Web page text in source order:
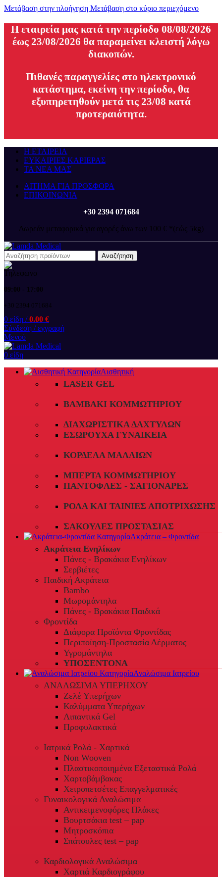
Μετάβαση στην πλοήγηση Μετάβαση στο κύριο περιεχόμενο
H εταιρεία μας κατά την περίοδο 08/08/2026
έως 23/08/2026 θα παραμείνει κλειστή λόγω
διακοπών.
Πιθανές παραγγελίες στο ηλεκτρονικό
κατάστημα, εκείνη την περίοδο, θα
εξυπηρετηθούν μετά τις 23/08 κατά
προτεραιότητα.
Η ΕΤΑΙΡΕΙΑ
ΕΥΚΑΙΡΙΕΣ ΚΑΡΙΕΡΑΣ
ΤΑ ΝΕΑ ΜΑΣ
ΑΙΤΗΜΑ ΓΙΑ ΠΡΟΣΦΟΡΑ
ΕΠΙΚΟΙΝΩΝΙΑ
+30 2394 071684
Δωρεάν μεταφορικά για αγορές άνω των 100 € *(εώς 5kg)
Αναζήτηση
09:00 - 17:00
+30 2394 071684
0 είδη / 0.00 €
Σύνδεση / εγγραφή
Μενού
0 είδη
Αισθητική
LASER GEL
ΒΑΜΒΆΚΙ ΚΟΜΜΩΤΗΡΊΟΥ
ΔΙΑΧΩΡΙΣΤΙΚΆ ΔΑΧΤΎΛΩΝ
ΕΣΏΡΟΥΧΑ ΓΥΝΑΙΚΕΊΑ
ΚΟΡΔΈΛΑ ΜΑΛΛΙΏΝ
ΜΠΈΡΤΑ ΚΟΜΜΩΤΗΡΊΟΥ
ΠΑΝΤΌΦΛΕΣ - ΣΑΓΙΟΝΆΡΕΣ
ΡΟΛΆ ΚΑΙ ΤΑΙΝΊΕΣ ΑΠΟΤΡΊΧΩΣΗΣ
ΣΑΚΟΎΛΕΣ ΠΡΟΣΤΑΣΊΑΣ
Ακράτεια – Φροντίδα
Ακράτεια Ενηλίκων
Πάνες - Βρακάκια Ενηλίκων
Σερβιέτες
Παιδική Ακράτεια
Bambo
Μωρομάντηλα
Πάνες - Βρακάκια Παιδικά
Φροντίδα
Διάφορα Προϊόντα Φροντίδας
Περιποίηση-Προστασία Δέρματος
Υγρομάντηλα
ΥΠΟΣΕΝΤΟΝΑ
Αναλώσιμα Ιατρείου
ΑΝΑΛΩΣΙΜΑ ΥΠΕΡΗΧΟΥ
Ζελέ Υπερήχων
Καλύμματα Υπερήχων
Λιπαντικά Gel
Προφυλακτικά
Ιατρικά Ρολά - Χαρτικά
Non Wooven
Πλαστικοποιημένα Εξεταστικά Ρολά
Χαρτοβάμβακας
Χειροπετσέτες Επαγγελματικές
Γυναικολογικά Αναλώσιμα
Αντικειμενοφόρες Πλάκες
Βουρτσάκια test – pap
Μητροσκόπια
Σπάτουλες test – pap
Καρδιολογικά Αναλώσιμα
Χαρτιά Καρδιογράφου